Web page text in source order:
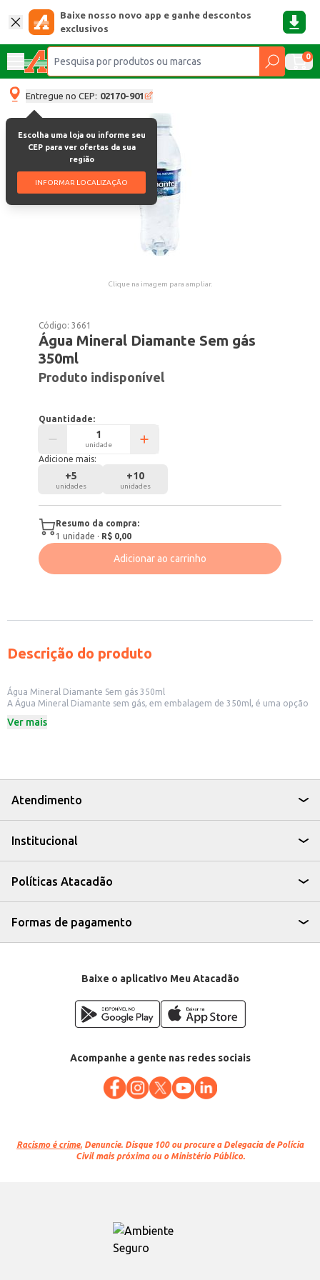
Baixe nosso novo app e ganhe descontos
exclusivos
0
Entregue no CEP: 02170-901
Escolha uma loja ou informe seu
CEP para ver ofertas da sua
região
INFORMAR LOCALIZAÇÃO
Clique na imagem para ampliar.
Código:3661
Água Mineral Diamante Sem gás
350ml
Produto indisponível
Quantidade:
unidade
Adicione mais:
+5
unidades
+10
unidades
Resumo da compra:
1 unidade · R$ 0,00
Adicionar ao carrinho
Descrição do produto
Água Mineral Diamante Sem gás 350ml
A Água Mineral Diamante sem gás, em embalagem de 350ml, é uma opção
ela é perfeita para levar na bolsa, mochila ou ter sempre à mão em casa,
Perfeita para manter a hidratação durante exercícios físicos.
A Água Mineral Diamante 350ml é uma escolha refrescante e conveniente
para quem valoriza a hidratação de forma simples e acessível.
Ver mais
Atendimento
Institucional
Políticas Atacadão
Formas de pagamento
Baixe o aplicativo Meu Atacadão
Acompanhe a gente nas redes sociais
Racismo é crime. Denuncie. Disque 100 ou procure a Delegacia de Polícia
Civil mais próxima ou o Ministério Público.